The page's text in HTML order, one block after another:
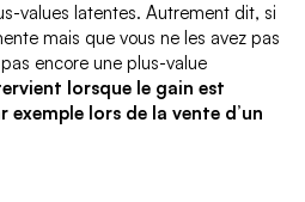
values latentes. Autrement dit, si
mais que vous ne les avez pas
encore une plus-value
lorsque le gain est
lors de la vente d’un